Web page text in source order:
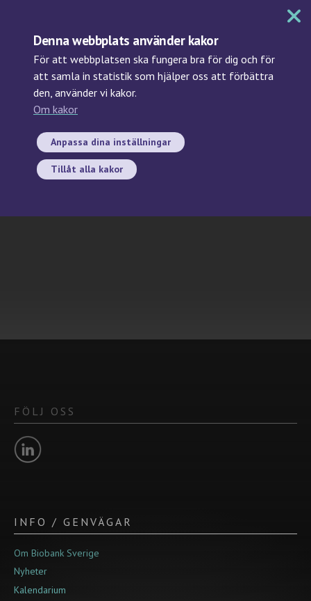
Denna webbplats använder kakor
För att webbplatsen ska fungera bra för dig och för
att samla in statistik som hjälper oss att förbättra
den, använder vi kakor.
Om kakor
Anpassa dina inställningar
Tillåt alla kakor
Arkiv: Biobanker i Sverige
FÖLJ OSS
INFO / GENVÄGAR
Om Biobank Sverige
Nyheter
Kalendarium